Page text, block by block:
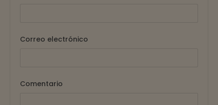
Correo electrónico
Comentario